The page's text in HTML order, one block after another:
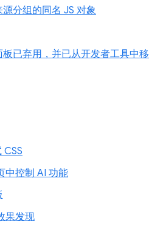
源分组的同名 JS 对象
板已弃用，并已从开发者工具中移
CSS
中控制 AI 功能
果发现